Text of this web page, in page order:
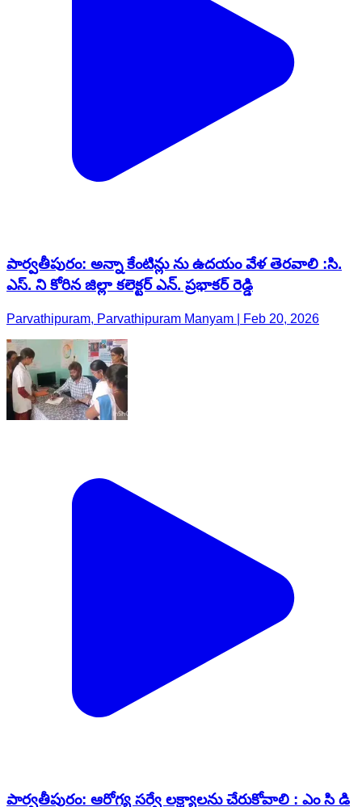
పార్వతీపురం: అన్నా కేంటిన్లు ను ఉదయం వేళ తెరవాలి :సి.
ఎస్. ని కోరిన జిల్లా కలెక్టర్ ఎన్. ప్రభాకర్ రెడ్డి
Parvathipuram, Parvathipuram Manyam | Feb 20, 2026
పార్వతీపురం: ఆరోగ్య సర్వే లక్ష్యాలను చేరుకోవాలి : ఎం సి డి